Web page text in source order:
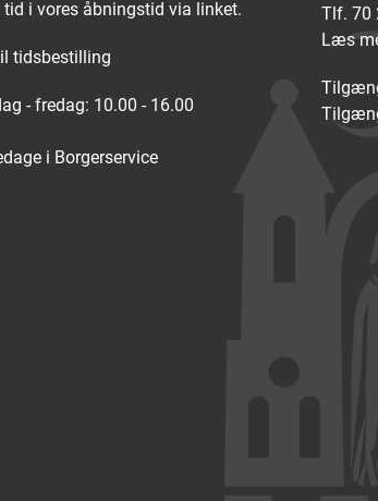
tid i vores åbningstid via linket.
tidsbestilling
- fredag: 10.00 - 16.00
i Borgerservice
Tlf. 70
Læs